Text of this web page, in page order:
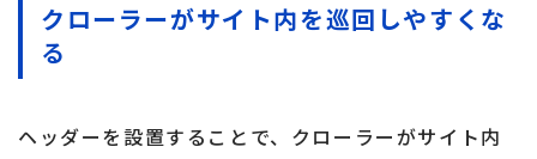
クローラーがサイト内を巡回しやすくな
る
ヘッダーを設置することで、クローラーがサイト内